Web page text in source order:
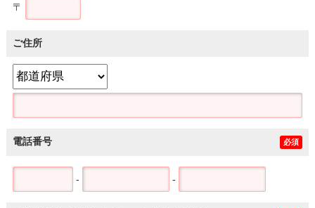
〒
ご住所
電話番号 必須
- -